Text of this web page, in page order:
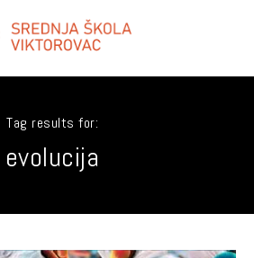
Tag results for:
evolucija